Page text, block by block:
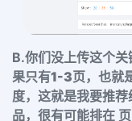
B.你们没上传这个
果只有1-3页，也就
度，这就是我要推
品，很有可能排在 页